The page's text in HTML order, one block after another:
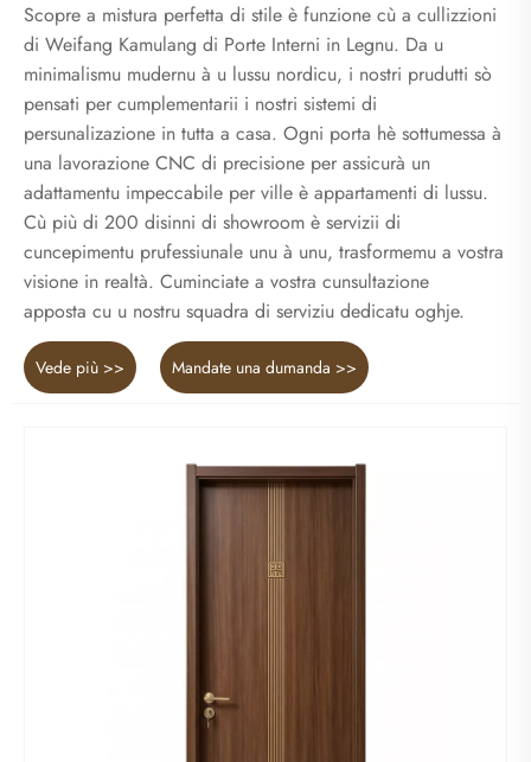
Scopre a mistura perfetta di stile è funzione cù a cullizzioni
di Weifang Kamulang di Porte Interni in Legnu. Da u
minimalismu mudernu à u lussu nordicu, i nostri prudutti sò
pensati per cumplementarii i nostri sistemi di
persunalizazione in tutta a casa. Ogni porta hè sottumessa à
una lavorazione CNC di precisione per assicurà un
adattamentu impeccabile per ville è appartamenti di lussu.
Cù più di 200 disinni di showroom è servizii di
cuncepimentu prufessiunale unu à unu, trasformemu a vostra
visione in realtà. Cuminciate a vostra cunsultazione
apposta cu u nostru squadra di serviziu dedicatu oghje.
Vede più >> Mandate una dumanda >>